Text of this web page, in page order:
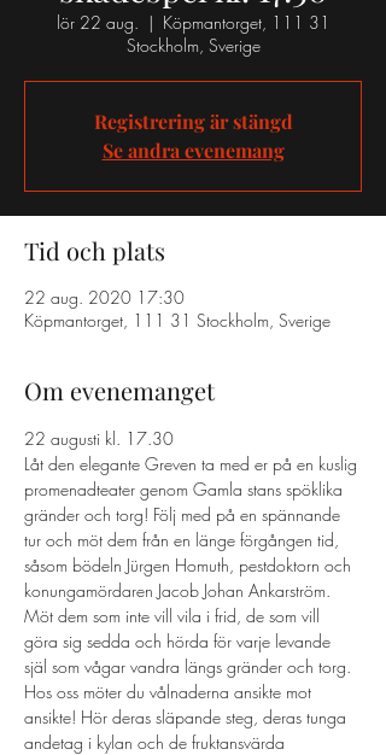
lör 22 aug.
  |
Köpmantorget, 111 31
Stockholm, Sverige
Registrering är stängd
Se andra evenemang
Tid och plats
22 aug. 2020 17:30
Köpmantorget, 111 31 Stockholm, Sverige
Om evenemanget
22 augusti kl. 17.30
Låt den elegante Greven ta med er på en kuslig
promenadteater genom Gamla stans spöklika
gränder och torg! Följ med på en spännande
tur och möt dem från en länge förgången tid,
såsom bödeln Jürgen Homuth, pestdoktorn och
konungamördaren Jacob Johan Ankarström.
Möt dem som inte vill vila i frid, de som vill
göra sig sedda och hörda för varje levande
själ som vågar vandra längs gränder och torg.
Hos oss möter du vålnaderna ansikte mot
ansikte! Hör deras släpande steg, deras tunga
andetag i kylan och de fruktansvärda